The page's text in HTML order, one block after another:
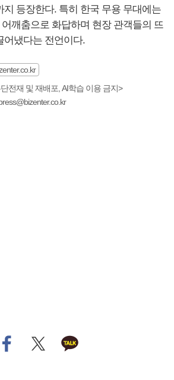
지 등장한다. 특히 한국 무용 무대에는
깨춤으로 화답하며 현장 관객들의 뜨
어냈다는 전언이다.
전재 및 재배포, AI학습 이용 금지>